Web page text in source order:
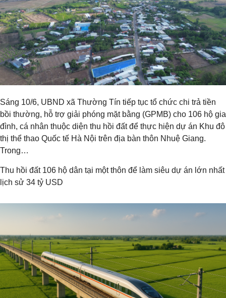
Sáng 10/6, UBND xã Thường Tín tiếp tục tổ chức chi trả tiền
bồi thường, hỗ trợ giải phóng mặt bằng (GPMB) cho 106 hộ gia
đình, cá nhân thuộc diện thu hồi đất để thực hiện dự án Khu đô
thị thể thao Quốc tế Hà Nội trên địa bàn thôn Nhuệ Giang.
Trong…
Thu hồi đất 106 hộ dân tại một thôn để làm siêu dự án lớn nhất
lịch sử 34 tỷ USD